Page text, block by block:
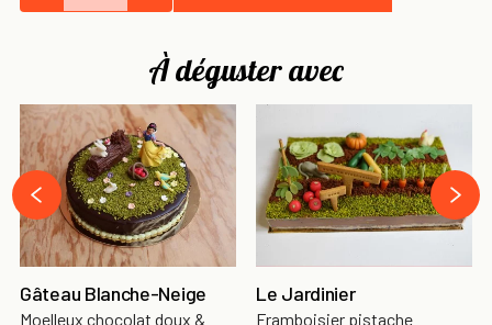
À déguster avec
Gâteau Blanche-Neige
Moelleux chocolat doux &
Le Jardinier
Framboisier pistache
‹
›